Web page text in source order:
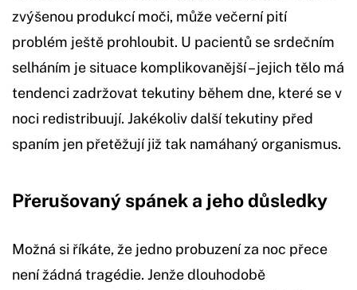
zvýšenou produkcí moči, může večerní pití
problém ještě prohloubit. U pacientů se srdečním
selháním je situace komplikovanější – jejich tělo má
tendenci zadržovat tekutiny během dne, které se v
noci redistribuují. Jakékoliv další tekutiny před
spaním jen přetěžují již tak namáhaný organismus.
Přerušovaný spánek a jeho důsledky
Možná si říkáte, že jedno probuzení za noc přece
není žádná tragédie. Jenže dlouhodobě